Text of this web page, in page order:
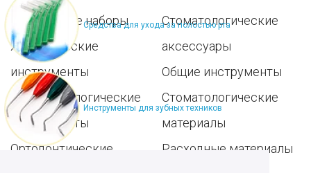
Средства для ухода за полостью рта
Инструменты для зубных техников
Популярные наборы
Хирургические
инструменты
Пародонтологические
инструменты
Ортодонтические
Стоматологические
аксессуары
Общие инструменты
Стоматологические
материалы
Расходные материалы